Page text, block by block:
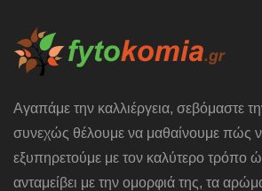
Αγαπάμε την καλλιέργεια, σεβόμαστε
συνεχώς θέλουμε να μαθαίνουμε πώς
εξυπηρετούμε με τον καλύτερο τρόπο
ανταμείβει με την ομορφιά της, τα